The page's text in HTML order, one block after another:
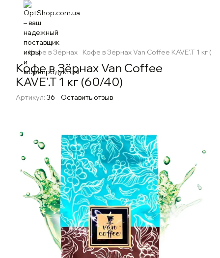
Кофе в Зёрнах Кофе в Зёрнах Van Coffee KAVE'.T 1 кг
Кофе в Зёрнах Van Coffee
KAVE'.T 1 кг (60/40)
Артикул: 36 Оставить отзыв